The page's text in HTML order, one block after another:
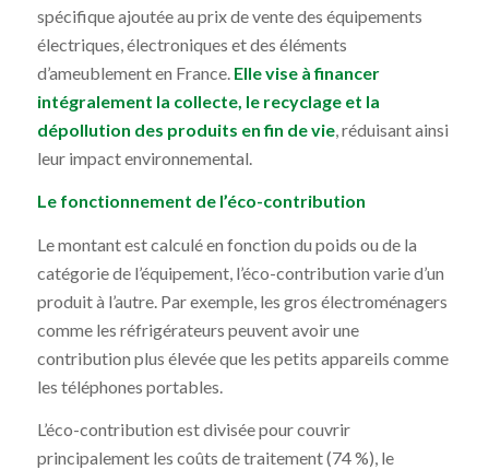
spécifique ajoutée au prix de vente des équipements
électriques, électroniques et des éléments
d’ameublement en France. Elle vise à financer
intégralement la collecte, le recyclage et la
dépollution des produits en fin de vie, réduisant ainsi
leur impact environnemental.
Le fonctionnement de l’éco-contribution
Le montant est calculé en fonction du poids ou de la
catégorie de l’équipement, l’éco-contribution varie d’un
produit à l’autre. Par exemple, les gros électroménagers
comme les réfrigérateurs peuvent avoir une
contribution plus élevée que les petits appareils comme
les téléphones portables.
L’éco-contribution est divisée pour couvrir
principalement les coûts de traitement (74 %), le